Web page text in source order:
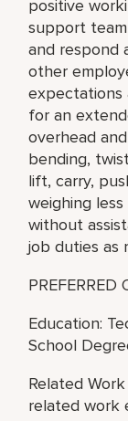
positive
support
and respond
other
expectations
for an
overhead
bending,
lift, carry,
weighing
without
job duties as
PREFERRED
Education:
School
Related
related work